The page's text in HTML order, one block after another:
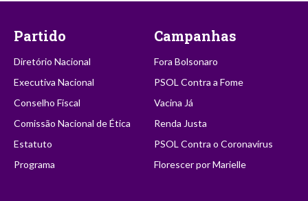
Partido
Diretório Nacional
Executiva Nacional
Conselho Fiscal
Comissão Nacional de Ética
Estatuto
Programa
Campanhas
Fora Bolsonaro
PSOL Contra a Fome
Vacina Já
Renda Justa
PSOL Contra o Coronavírus
Florescer por Marielle